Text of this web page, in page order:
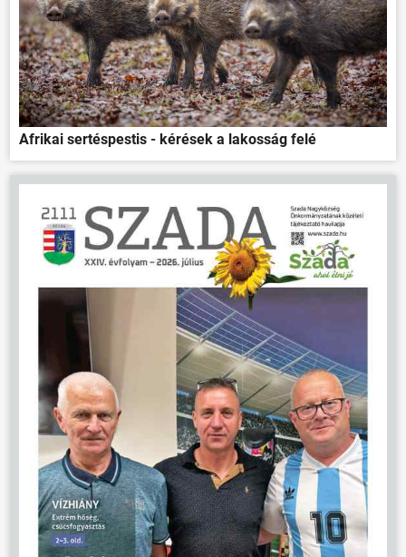
Afrikai sertéspestis - kérések a lakosság felé